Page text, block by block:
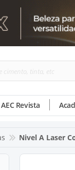
AEC Revista
Nivel A Laser